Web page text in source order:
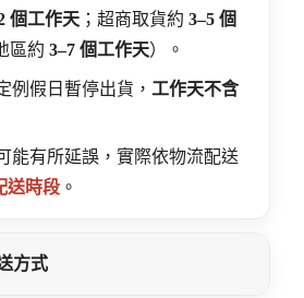
個工作天 ；超商取貨約 3–5 個
區約 3–7 個工作天）。
例假日暫停出貨， 工作天不含
能有所延誤，實際依物流配送
送時段 。
方式